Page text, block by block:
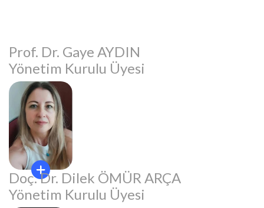
Prof. Dr. Gaye AYDIN
Yönetim Kurulu Üyesi
Doç. Dr. Dilek ÖMÜR ARÇA
Yönetim Kurulu Üyesi